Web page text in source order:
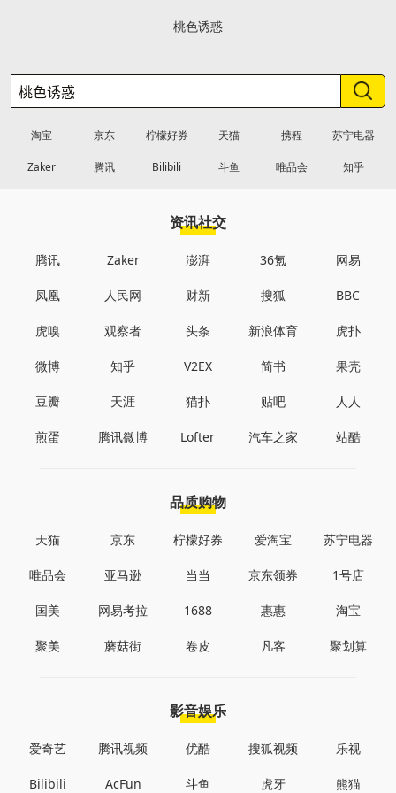
桃色诱惑
淘宝 京东 柠檬好券 天猫 携程 苏宁电器
Zaker 腾讯 Bilibili 斗鱼 唯品会 知乎
资讯社交
腾讯 Zaker 澎湃 36氪 网易
凤凰 人民网 财新 搜狐 BBC
虎嗅 观察者 头条 新浪体育 虎扑
微博 知乎 V2EX 简书 果壳
豆瓣 天涯 猫扑 贴吧 人人
煎蛋 腾讯微博 Lofter 汽车之家 站酷
品质购物
天猫 京东 柠檬好券 爱淘宝 苏宁电器
唯品会 亚马逊 当当 京东领券 1号店
国美 网易考拉 1688 惠惠 淘宝
聚美 蘑菇街 卷皮 凡客 聚划算
影音娱乐
爱奇艺 腾讯视频 优酷 搜狐视频 乐视
Bilibili AcFun 斗鱼 虎牙 熊猫